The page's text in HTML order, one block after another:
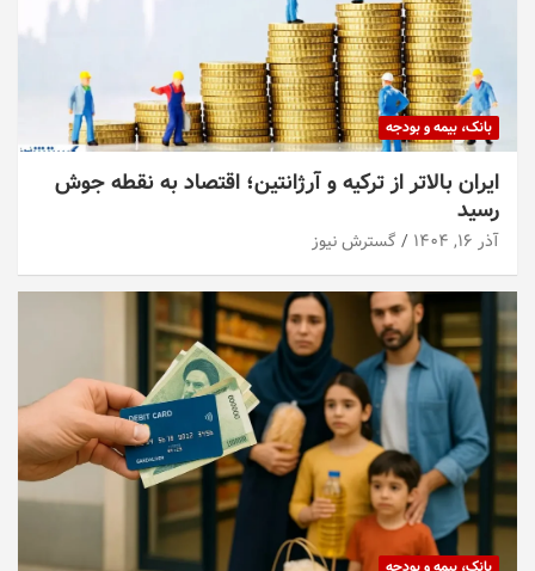
بانک، بیمه و بودجه
ایران بالاتر از ترکیه و آرژانتین؛ اقتصاد به نقطه جوش
رسید
آذر ۱۶, ۱۴۰۴ گسترش نیوز